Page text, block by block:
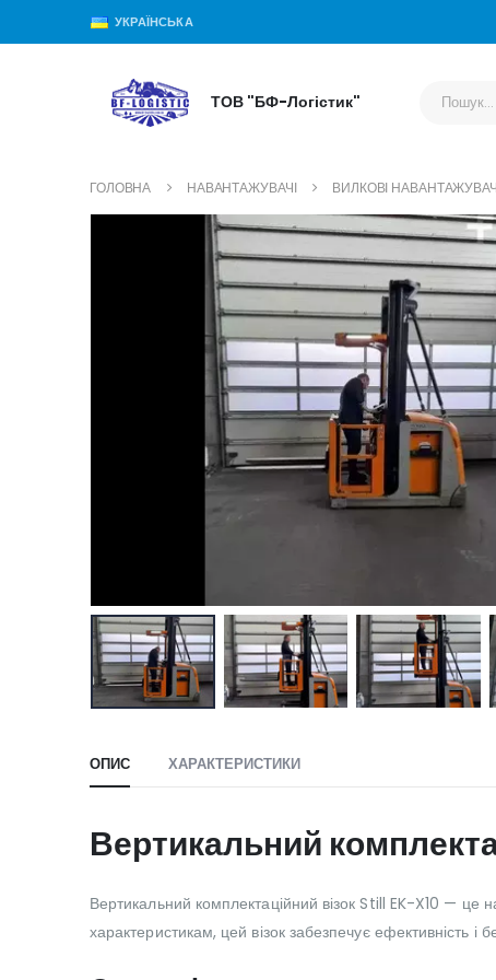
УКРАЇНСЬКА
ТОВ "БФ-Логістик"
ГОЛОВНА НАВАНТАЖУВАЧІ ВИЛКОВІ
ОПИС ХАРАКТЕРИСТИКИ
Вертикальний
Вертикальний комплектаційний візок Still EK-X10 — це
характеристикам, цей візок забезпечує ефективність і